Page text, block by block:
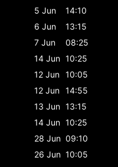
5 Jun
14:10
6 Jun
13:15
7 Jun
08:25
14 Jun 10:25
12 Jun 10:05
12 Jun 14:55
13 Jun 13:15
14 Jun 10:25
28 Jun 09:10
26 Jun 10:05